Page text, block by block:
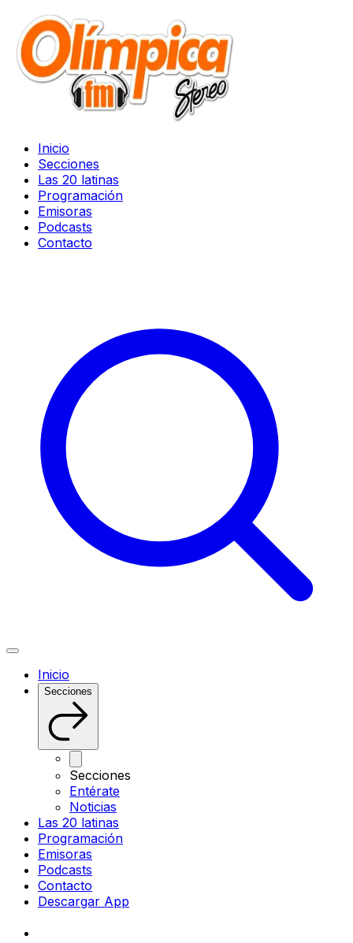
Inicio
Secciones
Las 20 latinas
Programación
Emisoras
Podcasts
Contacto
Inicio
Secciones
Secciones
Entérate
Noticias
Las 20 latinas
Programación
Emisoras
Podcasts
Contacto
Descargar App